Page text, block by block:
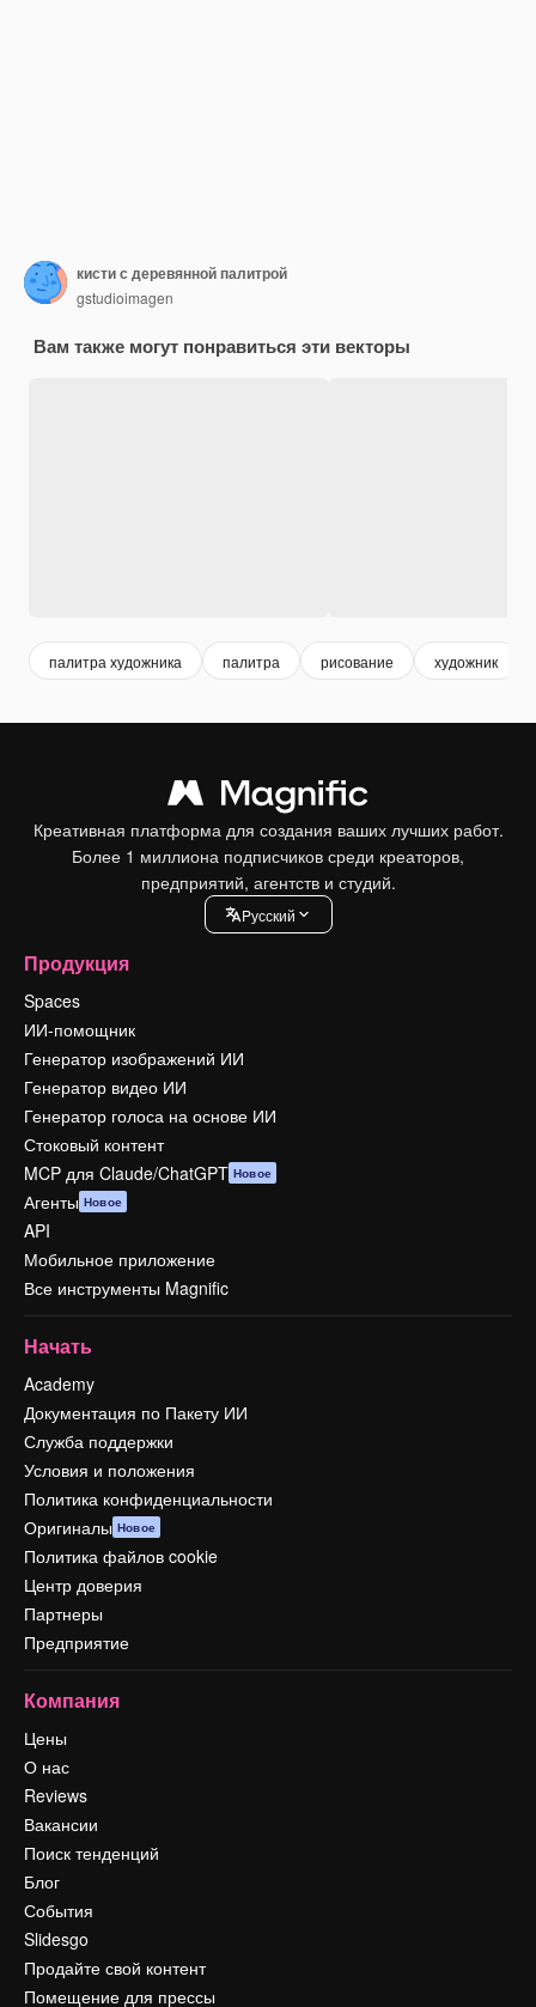
кисти с деревянной палитрой
gstudioimagen
Вам также могут понравиться эти векторы
палитра художника палитра рисование художник
Креативная платформа для создания ваших лучших работ.
Более 1 миллиона подписчиков среди креаторов,
предприятий, агентств и студий.
Pусский
Продукция
Spaces
ИИ-помощник
Генератор изображений ИИ
Генератор видео ИИ
Генератор голоса на основе ИИ
Стоковый контент
MCP для Claude/ChatGPT Новое
Агенты Новое
API
Мобильное приложение
Все инструменты Magnific
Начать
Academy
Документация по Пакету ИИ
Служба поддержки
Условия и положения
Политика конфиденциальности
Оригиналы Новое
Политика файлов cookie
Центр доверия
Партнеры
Предприятие
Компания
Цены
О нас
Reviews
Вакансии
Поиск тенденций
Блог
События
Slidesgo
Продайте свой контент
Помещение для прессы